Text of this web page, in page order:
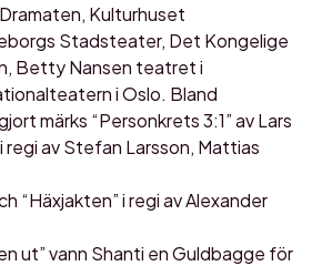
Kulturhuset
Stadsteater, Det Kongelige
Betty Nansen teatret i
i Oslo. Bland
märks “Personkrets 3:1” av Lars
regi av Stefan Larsson, Mattias
“Häxjakten” i regi av Alexander
ut” vann Shanti en Guldbagge för